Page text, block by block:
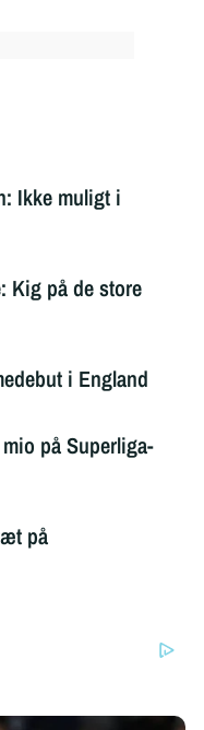
Ikke muligt i
Kig på de store
i England
på Superliga-
på